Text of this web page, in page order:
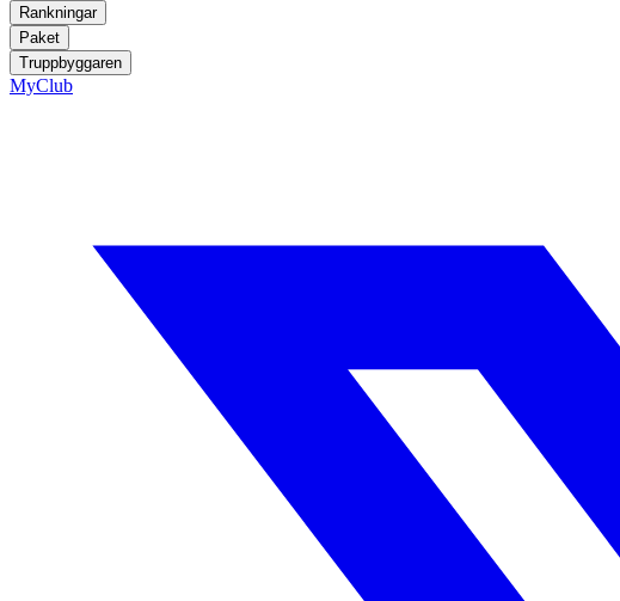
Rankningar
Paket
Truppbyggaren
MyClub